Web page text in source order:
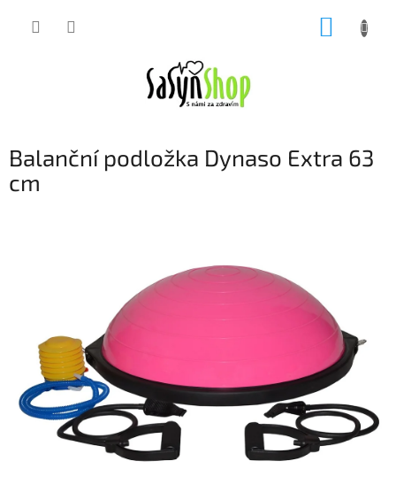
Balanční podložka Dynaso Extra 63
cm